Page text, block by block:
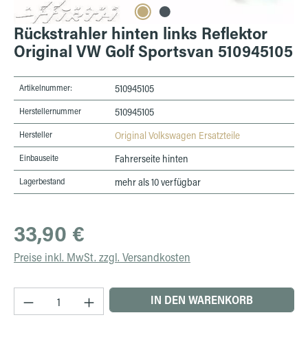
Rückstrahler hinten links Reflektor
Original VW Golf Sportsvan 510945105
Artikelnummer: 510945105
Herstellernummer 510945105
Hersteller Original Volkswagen Ersatzteile
Einbauseite Fahrerseite hinten
Lagerbestand mehr als 10 verfügbar
Regulärer Preis:
33,90 €
Preise inkl. MwSt. zzgl. Versandkosten
Produkt Anzahl: Gib den gewünschten Wert
IN DEN WARENKORB